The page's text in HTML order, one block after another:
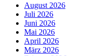
August 2026
Juli 2026
Juni 2026
Mai 2026
April 2026
März 2026